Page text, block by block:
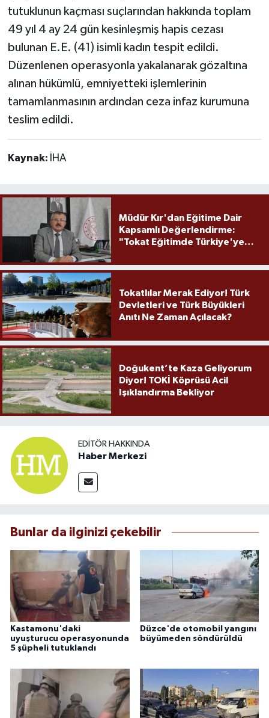
tutuklunun kaçması suçlarından hakkında toplam
49 yıl 4 ay 24 gün kesinleşmiş hapis cezası
bulunan E.E. (41) isimli kadın tespit edildi.
Düzenlenen operasyonla yakalanarak gözaltına
alınan hükümlü, emniyetteki işlemlerinin
tamamlanmasının ardından ceza infaz kurumuna
teslim edildi.
Kaynak: İHA
Müdür Kır'dan Eğitime Dair
Kapsamlı Değerlendirme:
"Tokat Eğitimde Türkiye'ye
Tokatlılar Merak Ediyor! Türk
Devletleri ve Türk Büyükleri
Anıtı Ne Zaman Açılacak?
Doğukent’te Kaza Geliyorum
Diyor! TOKİ Köprüsü Acil
Işıklandırma Bekliyor
EDITÖR HAKKINDA
Haber Merkezi
Bunlar da ilginizi çekebilir
Kastamonu'daki
uyuşturucu operasyonunda
5 şüpheli tutuklandı
Düzce'de otomobil yangını
büyümeden söndürüldü